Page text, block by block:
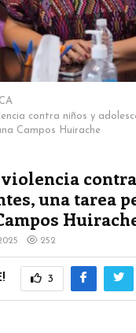
contra niños y
Campos Huirache
una tarea
252
3